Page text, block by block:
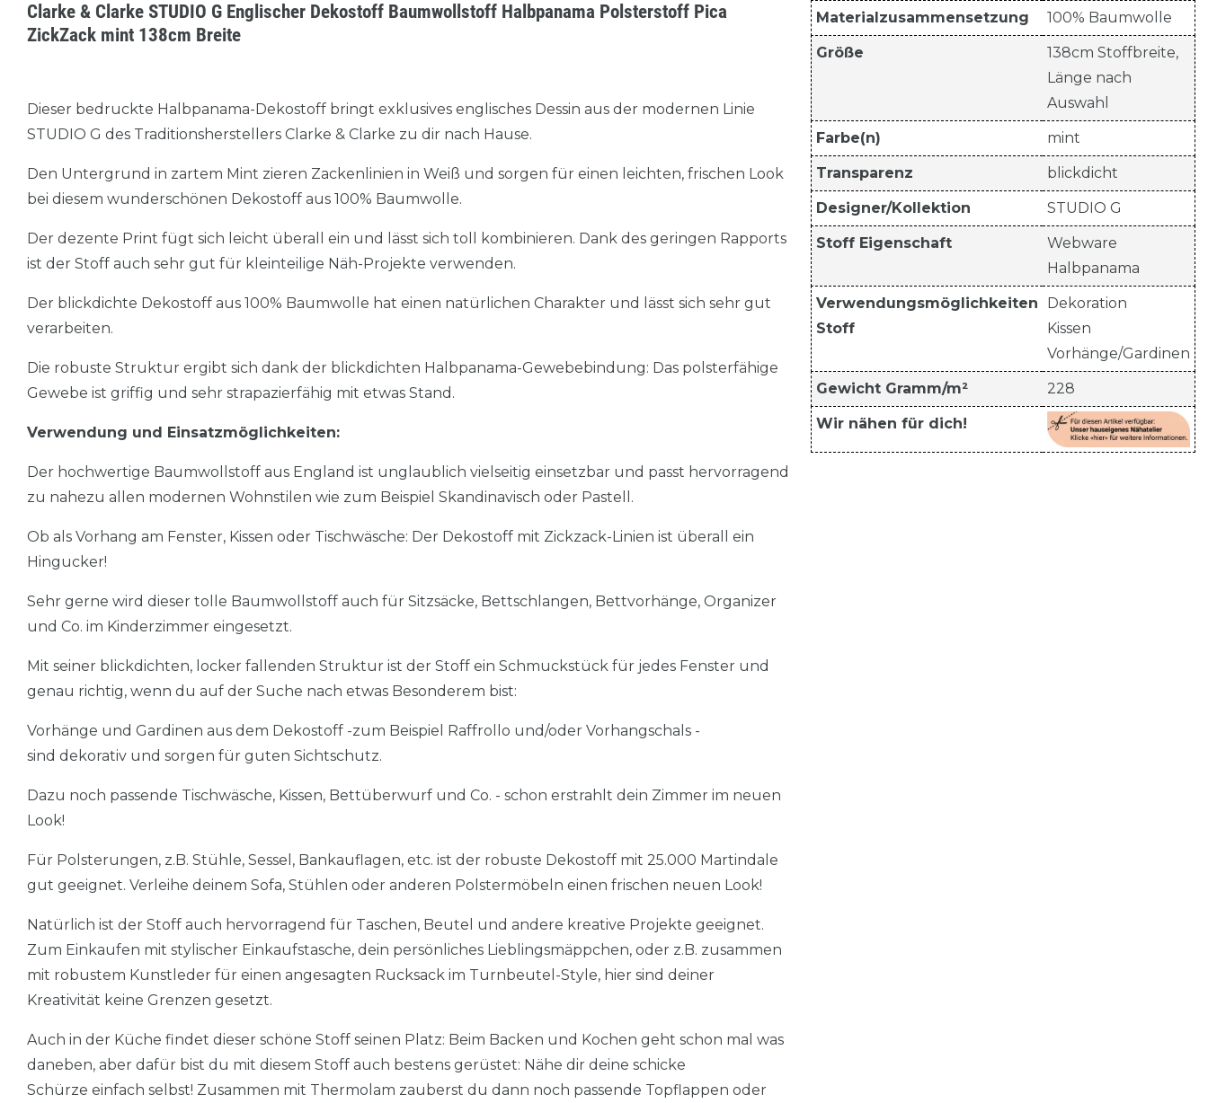
Clarke & Clarke STUDIO G Englischer Dekostoff Baumwollstoff Halbpanama Polsterstoff Pica
ZickZack mint 138cm Breite
Dieser bedruckte Halbpanama-Dekostoff bringt exklusives englisches Dessin aus der modernen Linie
STUDIO G des Traditionsherstellers Clarke & Clarke zu dir nach Hause.
Den Untergrund in zartem Mint zieren Zackenlinien in Weiß und sorgen für einen leichten, frischen Look
bei diesem wunderschönen Dekostoff aus 100% Baumwolle.
Der dezente Print fügt sich leicht überall ein und lässt sich toll kombinieren. Dank des geringen Rapports
ist der Stoff auch sehr gut für kleinteilige Näh-Projekte verwenden.
Der blickdichte Dekostoff aus 100% Baumwolle hat einen natürlichen Charakter und lässt sich sehr gut
verarbeiten.
Die robuste Struktur ergibt sich dank der blickdichten Halbpanama-Gewebebindung: Das polsterfähige
Gewebe ist griffig und sehr strapazierfähig mit etwas Stand.
Verwendung und Einsatzmöglichkeiten:
Der hochwertige Baumwollstoff aus England ist unglaublich vielseitig einsetzbar und passt hervorragend
zu nahezu allen modernen Wohnstilen wie zum Beispiel Skandinavisch oder Pastell.
Ob als Vorhang am Fenster, Kissen oder Tischwäsche: Der Dekostoff mit Zickzack-Linien ist überall ein
Hingucker!
Sehr gerne wird dieser tolle Baumwollstoff auch für Sitzsäcke, Bettschlangen, Bettvorhänge, Organizer
und Co. im Kinderzimmer eingesetzt.
Mit seiner blickdichten, locker fallenden Struktur ist der Stoff ein Schmuckstück für jedes Fenster und
genau richtig, wenn du auf der Suche nach etwas Besonderem bist:
Vorhänge und Gardinen aus dem Dekostoff -zum Beispiel Raffrollo und/oder Vorhangschals -
sind dekorativ und sorgen für guten Sichtschutz.
Dazu noch passende Tischwäsche, Kissen, Bettüberwurf und Co. - schon erstrahlt dein Zimmer im neuen
Look!
Für Polsterungen, z.B. Stühle, Sessel, Bankauflagen, etc. ist der robuste Dekostoff mit 25.000 Martindale
gut geeignet. Verleihe deinem Sofa, Stühlen oder anderen Polstermöbeln einen frischen neuen Look!
Natürlich ist der Stoff auch hervorragend für Taschen, Beutel und andere kreative Projekte geeignet.
Zum Einkaufen mit stylischer Einkaufstasche, dein persönliches Lieblingsmäppchen, oder z.B. zusammen
mit robustem Kunstleder für einen angesagten Rucksack im Turnbeutel-Style, hier sind deiner
Kreativität keine Grenzen gesetzt.
Auch in der Küche findet dieser schöne Stoff seinen Platz: Beim Backen und Kochen geht schon mal was
daneben, aber dafür bist du mit diesem Stoff auch bestens gerüstet: Nähe dir deine schicke
Schürze einfach selbst! Zusammen mit Thermolam zauberst du dann noch passende Topflappen oder
Materialzusammensetzung 100% Baumwolle
Größe
138cm Stoffbreite,
Länge nach
Auswahl
Farbe(n) mint
Transparenz blickdicht
Designer/Kollektion STUDIO G
Stoff Eigenschaft
Webware
Halbpanama
Verwendungsmöglichkeiten
Stoff
Dekoration
Kissen
Vorhänge/Gardinen
Gewicht Gramm/m² 228
Wir nähen für dich!